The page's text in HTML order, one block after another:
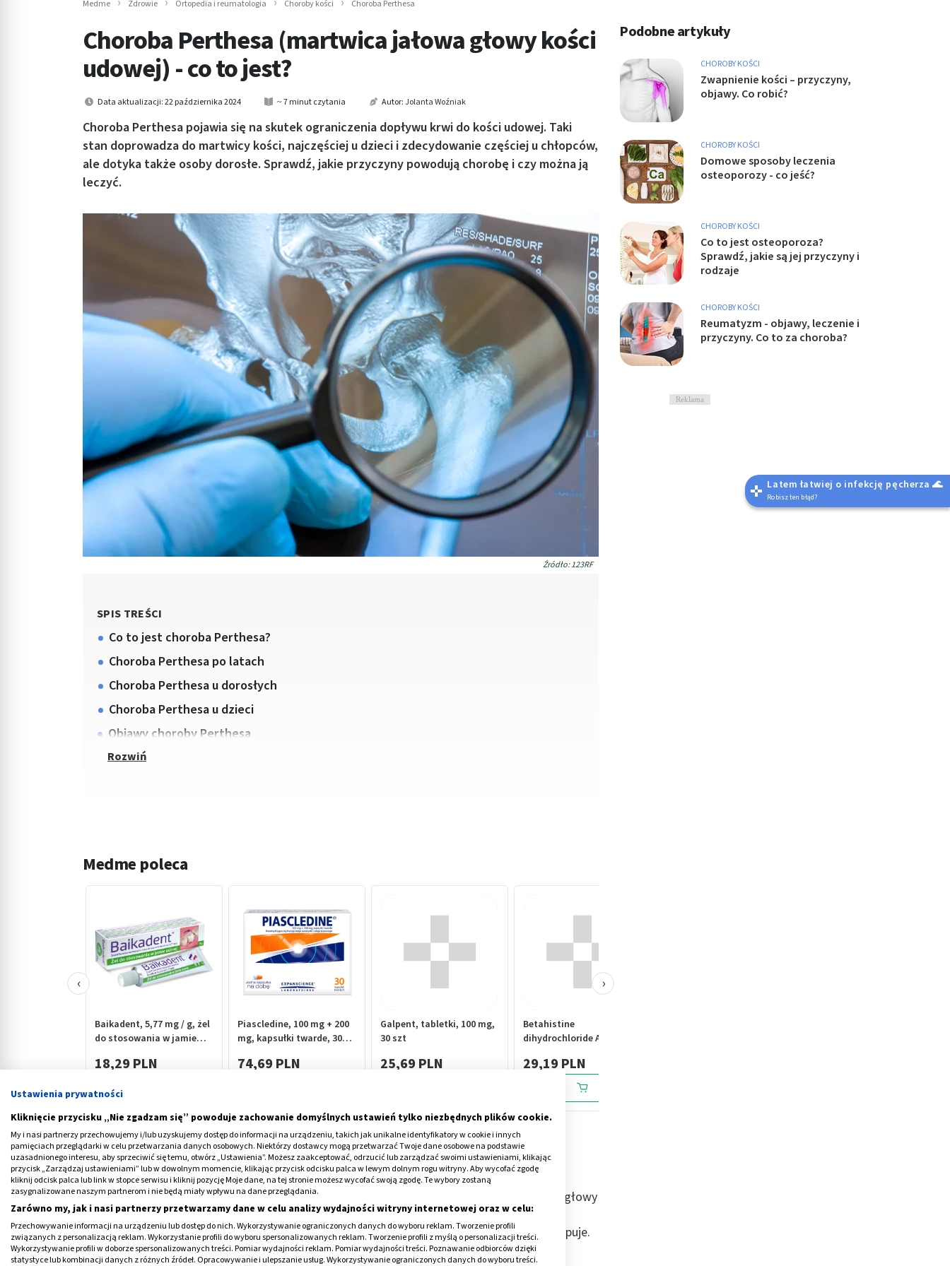
Medme Zdrowie Ortopedia i reumatologia Choroby kości Choroba Perthesa
Choroba Perthesa (martwica jałowa głowy kości
udowej) - co to jest?
Data aktualizacji: 22 października 2024 ~ 7 minut czytania Autor:Jolanta Woźniak
Choroba Perthesa pojawia się na skutek ograniczenia dopływu krwi do kości udowej. Taki
stan doprowadza do martwicy kości, najczęściej u dzieci i zdecydowanie częściej u chłopców,
ale dotyka także osoby dorosłe. Sprawdź, jakie przyczyny powodują chorobę i czy można ją
leczyć.
Źródło: 123RF
SPIS TREŚCI
Co to jest choroba Perthesa?
Choroba Perthesa po latach
Choroba Perthesa u dorosłych
Choroba Perthesa u dzieci
Objawy choroby Perthesa
Medme poleca
Baikadent, 5,77 mg / g, żel
do stosowania w jamie
18,29 PLN
Piascledine, 100 mg + 200
mg, kapsułki twarde, 30
74,69 PLN
Galpent, tabletki, 100 mg,
30 szt
25,69 PLN
Betahistine
dihydrochloride Accord, 24
29,19 PLN
‹ ›
Co to jest choroba Perthesa?
Choroba Perthesa, nazywana także chorobą Legga-Calvégo-Perthesa to jałowa martwica głowy
kości udowej. Pojawia się głównie u chłopców pomiędzy 5 a 8 rokiem życia. W przypadku
dziewczynek ten typ martwicy jest trudniejszy do wyleczenia i zdecydowanie rzadziej występuje.
Schorzenie najczęściej dotyczy jednego stawu, a jego wczesne wykrycie pozwala uniknąć
Podobne artykuły
CHOROBY KOŚCI
Zwapnienie kości – przyczyny,
objawy. Co robić?
CHOROBY KOŚCI
Domowe sposoby leczenia
osteoporozy - co jeść?
CHOROBY KOŚCI
Co to jest osteoporoza?
Sprawdź, jakie są jej przyczyny i
rodzaje
CHOROBY KOŚCI
Reumatyzm - objawy, leczenie i
przyczyny. Co to za choroba?
Reklama
Latem łatwiej o infekcję pęcherza 🌊
Robisz ten błąd?
Ustawienia prywatności
Kliknięcie przycisku „Nie zgadzam się” powoduje zachowanie domyślnych ustawień tylko niezbędnych plików cookie.
My i nasi partnerzy przechowujemy i/lub uzyskujemy dostęp do informacji na urządzeniu, takich jak unikalne identyfikatory w cookie i innych
pamięciach przeglądarki w celu przetwarzania danych osobowych. Niektórzy dostawcy mogą przetwarzać Twoje dane osobowe na podstawie
uzasadnionego interesu, aby sprzeciwić się temu, otwórz „Ustawienia”. Możesz zaakceptować, odrzucić lub zarządzać swoimi ustawieniami, klikając
przycisk „Zarządzaj ustawieniami” lub w dowolnym momencie, klikając przycisk odcisku palca w lewym dolnym rogu witryny. Aby wycofać zgodę
kliknij odcisk palca lub link w stopce serwisu i kliknij pozycję Moje dane, na tej stronie możesz wycofać swoją zgodę. Te wybory zostaną
zasygnalizowane naszym partnerom i nie będą miały wpływu na dane przeglądania.
Zarówno my, jak i nasi partnerzy przetwarzamy dane w celu analizy wydajności witryny internetowej oraz w celu:
Przechowywanie informacji na urządzeniu lub dostęp do nich. Wykorzystywanie ograniczonych danych do wyboru reklam. Tworzenie profili
związanych z personalizacją reklam. Wykorzystanie profili do wyboru spersonalizowanych reklam. Tworzenie profili z myślą o personalizacji treści.
Wykorzystywanie profili w doborze spersonalizowanych treści. Pomiar wydajności reklam. Pomiar wydajności treści. Poznawanie odbiorców dzięki
statystyce lub kombinacji danych z różnych źródeł. Opracowywanie i ulepszanie usług. Wykorzystywanie ograniczonych danych do wyboru treści.